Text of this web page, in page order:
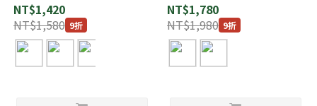
NT$1,420
NT$1,580 9折
NT$1,780
NT$1,980 9折